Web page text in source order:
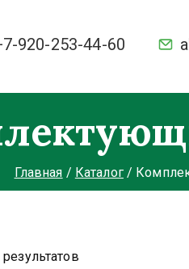
С умной защитой
920-253-44-60
Главная Каталог